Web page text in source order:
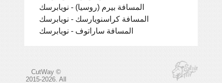
المسافة بيرم (روسيا) - نويابرسك
المسافة كراسنويارسك - نويابرسك
المسافة ساراتوف - نويابرسك
CutWay ©
2015-2026. All